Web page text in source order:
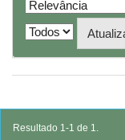
Resultado 1-1 de 1.